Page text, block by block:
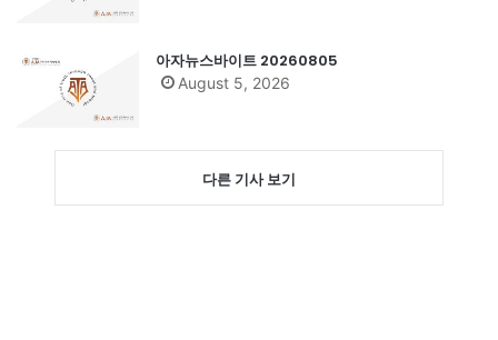
아자뉴스바이트 20260805
August 5, 2026
다른 기사 보기